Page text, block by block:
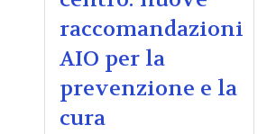
raccomandazioni
AIO per la
prevenzione e la
cura